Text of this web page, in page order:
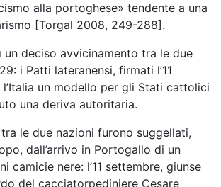
alla portoghese» tendente a una
[Torgal 2008, 249-288].
un deciso avvicinamento tra le due
i Patti lateranensi, firmati l’11
un modello per gli Stati cattolici
una deriva autoritaria.
le due nazioni furono suggellati,
dall’arrivo in Portogallo di un
camicie nere: l’11 settembre, giunse
del cacciatorpediniere Cesare